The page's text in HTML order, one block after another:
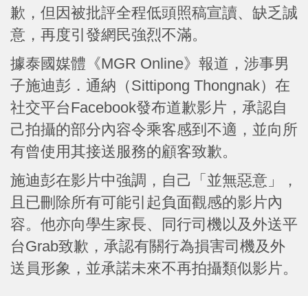
歉，但因被批評全程低頭照稿宣讀、缺乏誠
意，再度引發網民強烈不滿。
據泰國媒體《MGR Online》報道，涉事男
子施迪彭．通納（Sittipong Thongnak）在
社交平台Facebook發布道歉影片，承認自
己拍攝的部分內容令乘客感到不適，並向所
有曾使用其接送服務的顧客致歉。
施迪彭在影片中強調，自己「並無惡意」，
且已刪除所有可能引起負面觀感的影片內
容。他亦向學生家長、同行司機以及外送平
台Grab致歉，承認有關行為損害司機及外
送員形象，並承諾未來不再拍攝類似影片。